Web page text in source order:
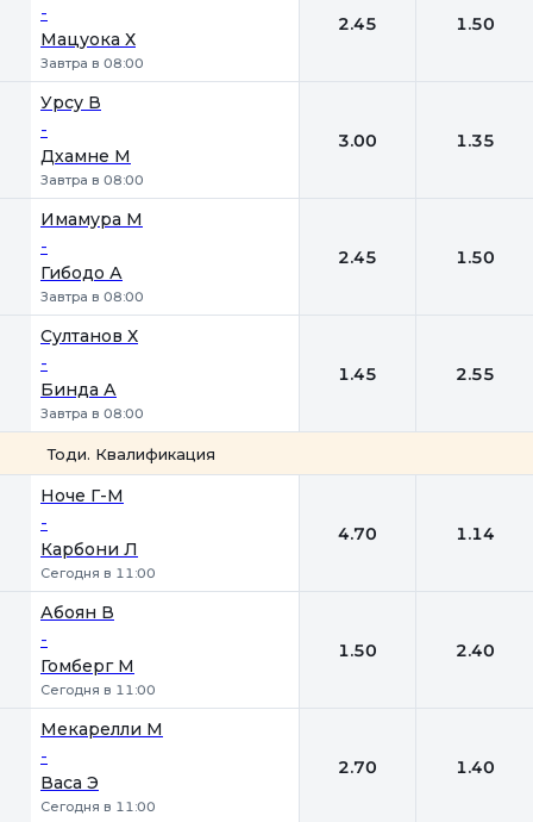
-
Мацуока Х
Завтра в 08:00
2.45 1.50
Урсу В
-
Дхамне М
Завтра в 08:00
3.00 1.35
Имамура М
-
Гибодо А
Завтра в 08:00
2.45 1.50
Султанов Х
-
Бинда А
Завтра в 08:00
1.45 2.55
Тоди. Квалификация
Ноче Г-М
-
Карбони Л
Сегодня в 11:00
4.70 1.14
Абоян В
-
Гомберг М
Сегодня в 11:00
1.50 2.40
Мекарелли М
-
Васа Э
Сегодня в 11:00
2.70 1.40